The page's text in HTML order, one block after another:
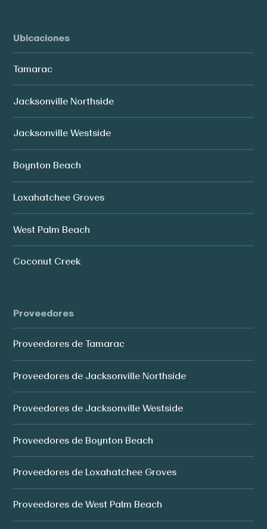
Ubicaciones
Tamarac
Jacksonville Northside
Jacksonville Westside
Boynton Beach
Loxahatchee Groves
West Palm Beach
Coconut Creek
Proveedores
Proveedores de Tamarac
Proveedores de Jacksonville Northside
Proveedores de Jacksonville Westside
Proveedores de Boynton Beach
Proveedores de Loxahatchee Groves
Proveedores de West Palm Beach